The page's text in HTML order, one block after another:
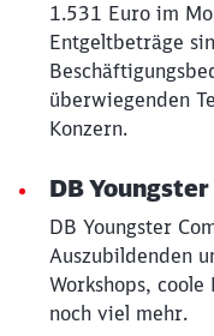
1.531 Euro im
Entgeltbeträge
überwiegenden
Konzern.
DB
DB Youngster
Auszubildenden
Workshops, coole
noch viel mehr.